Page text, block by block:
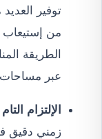
توفير
من إستيعاب
الطريقة
عبر مساحات
الإلتزام
زمني دقيق